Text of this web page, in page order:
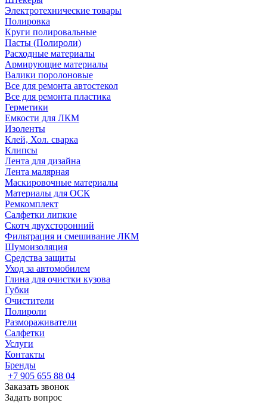
Электротехнические товары
Полировка
Круги полировальные
Пасты (Полироли)
Расходные материалы
Армирующие материалы
Валики поролоновые
Все для ремонта автостекол
Все для ремонта пластика
Герметики
Емкости для ЛКМ
Изоленты
Клей, Хол. сварка
Клипсы
Лента для дизайна
Лента малярная
Маскировочные материалы
Материалы для ОСК
Ремкомплект
Салфетки липкие
Скотч двухсторонний
Фильтрация и смешивание ЛКМ
Шумоизоляция
Средства защиты
Уход за автомобилем
Глина для очистки кузова
Губки
Очистители
Полироли
Размораживатели
Салфетки
Услуги
Контакты
Бренды
+7 905 655 88 04
Заказать звонок
Задать вопрос